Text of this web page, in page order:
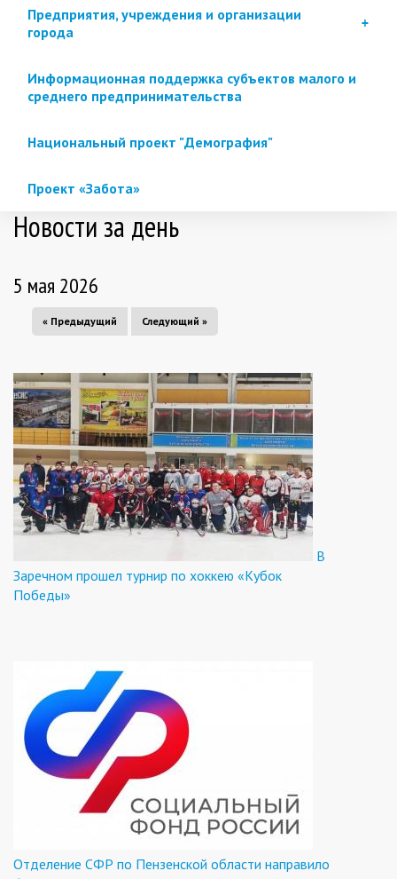
Предприятия, учреждения и организации
города
Информационная поддержка субъектов малого и
среднего предпринимательства
Национальный проект "Демография"
Проект «Забота»
Новости за день
5 мая 2026
« Предыдущий Следующий »
В
Заречном прошел турнир по хоккею «Кубок
Победы»
Отделение СФР по Пензенской области направило